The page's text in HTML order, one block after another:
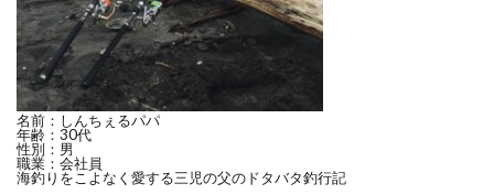
名前：しんちぇるパパ
年齢：30代
性別：男
職業：会社員
海釣りをこよなく愛する三児の父のドタバタ釣行記